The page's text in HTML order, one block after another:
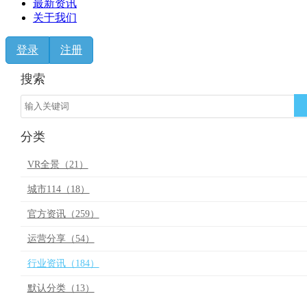
最新资讯
关于我们
登录 注册
搜索
分类
VR全景（21）
城市114（18）
官方资讯（259）
运营分享（54）
行业资讯（184）
默认分类（13）